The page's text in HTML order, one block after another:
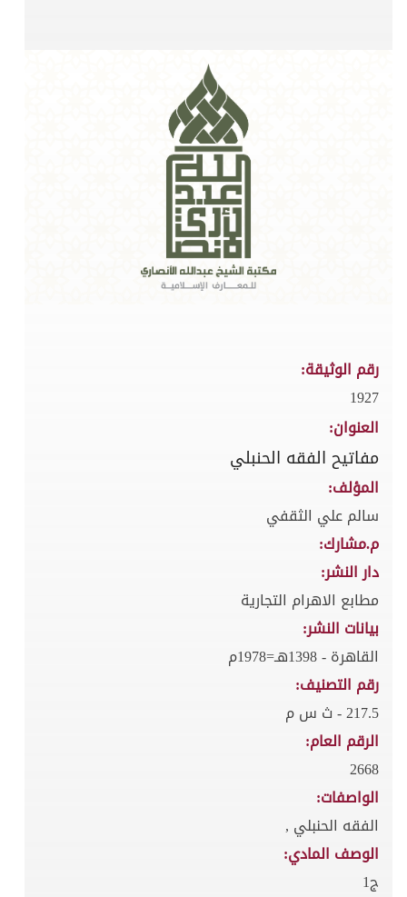
رقم الوثيقة:
1927
العنوان:
مفاتيح الفقه الحنبلي
المؤلف:
سالم علي الثقفي
م.مشارك:
دار النشر:
مطابع الاهرام التجارية
بيانات النشر:
القاهرة - 1398هـ=1978م
رقم التصنيف:
217.5 - ث س م
الرقم العام:
2668
الواصفات:
الفقه الحنبلي ,
الوصف المادي:
ج1